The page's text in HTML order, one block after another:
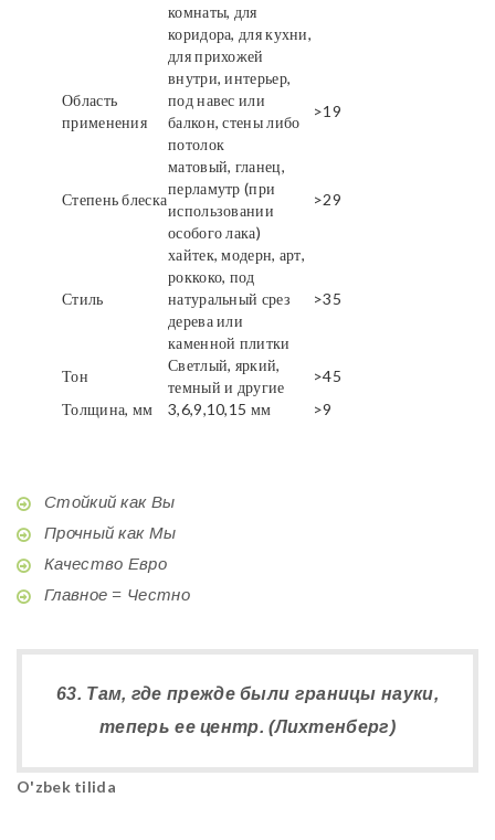
комнаты, для
коридора, для кухни,
для прихожей
Область
применения
внутри, интерьер,
под навес или
балкон, стены либо
потолок
>19
Степень блеска
матовый, гланец,
перламутр (при
использовании
особого лака)
>29
Стиль
хайтек, модерн, арт,
роккоко, под
натуральный срез
дерева или
каменной плитки
>35
Тон
Светлый, яркий,
темный и другие
>45
Толщина, мм
3,6,9,10,15 мм >9
Стойкий как Вы
Прочный как Мы
Качество Евро
Главное = Честно
63. Там, где прежде были границы науки,
теперь ее центр. (Лихтенберг)
O'zbek tilida